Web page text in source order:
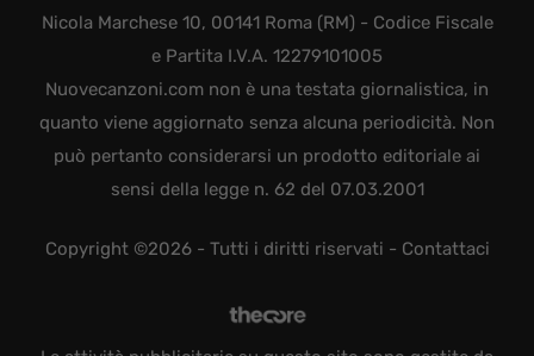
Nicola Marchese 10, 00141 Roma (RM) - Codice Fiscale
e Partita I.V.A. 12279101005
Nuovecanzoni.com non è una testata giornalistica, in
quanto viene aggiornato senza alcuna periodicità. Non
può pertanto considerarsi un prodotto editoriale ai
sensi della legge n. 62 del 07.03.2001
Copyright ©2026 - Tutti i diritti riservati - Contattaci